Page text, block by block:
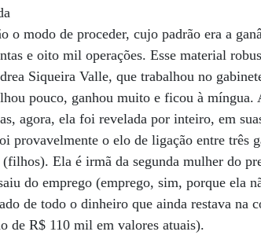
o modo de proceder, cujo padrão era a
e oito mil operações. Esse material
Siqueira Valle, que trabalhou no
pouco, ganhou muito e ficou à míngua.
agora, ela foi revelada por inteiro, em
provavelmente o elo de ligação entre três
Ela é irmã da segunda mulher do
do emprego (emprego, sim, porque ela
de todo o dinheiro que ainda restava na
de R$ 110 mil em valores atuais).